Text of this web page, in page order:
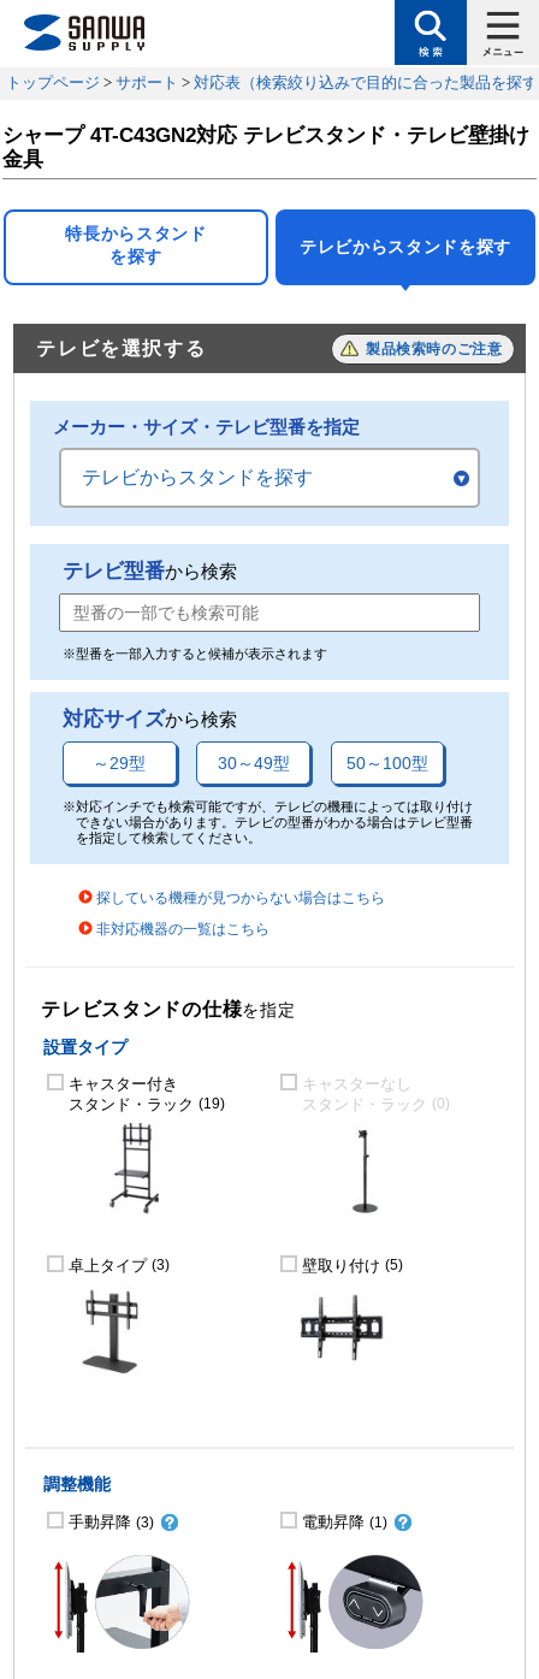
トップページ > サポート > 対応表（検索絞り込みで目的に合った製品を探
シャープ 4T-C43GN2対応 テレビスタンド・テレビ壁掛け
金具
特長からスタンド
を探す
テレビからスタンドを探す
テレビを選択する 製品検索時のご注意
メーカー・サイズ・テレビ型番を指定
テレビからスタンドを探す
テレビ型番から検索
※型番を一部入力すると候補が表示されます
対応サイズから検索
～29型 30～49型 50～100型
※対応インチでも検索可能ですが、テレビの機種によっては取り付け
できない場合があります。テレビの型番がわかる場合はテレビ型番
を指定して検索してください。
探している機種が見つからない場合はこちら
非対応機器の一覧はこちら
テレビスタンドの仕様を指定
設置タイプ
キャスター付き
スタンド・ラック (19)
キャスターなし
スタンド・ラック (0)
卓上タイプ (3) 壁取り付け (5)
調整機能
手動昇降 (3) 電動昇降 (1)